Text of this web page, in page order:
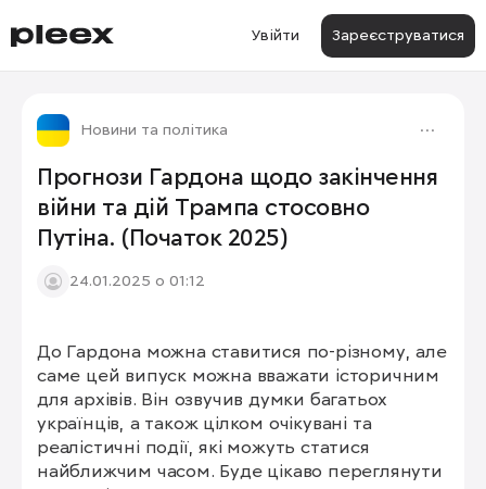
Увійти Зареєструватися
Новини та політика
Прогнози Гардона щодо закінчення
війни та дій Трампа стосовно
Путіна. (Початок 2025)
24.01.2025 о 01:12
До Гардона можна ставитися по-різному, але
саме цей випуск можна вважати історичним
для архівів. Він озвучив думки багатьох
українців, а також цілком очікувані та
реалістичні події, які можуть статися
найближчим часом. Буде цікаво переглянути